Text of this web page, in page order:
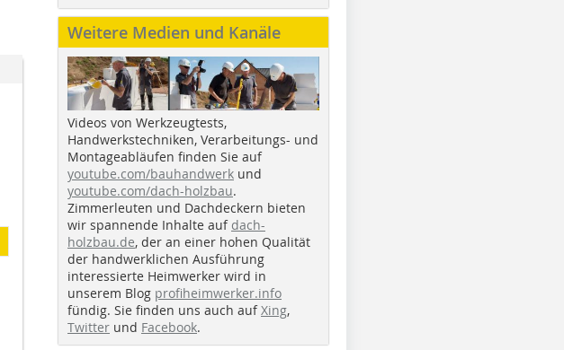
Weitere Medien und Kanäle
Videos von Werkzeugtests,
Handwerkstechniken, Verarbeitungs- und
Montageabläufen finden Sie auf
youtube.com/bauhandwerk und
youtube.com/dach-holzbau.
Zimmerleuten und Dachdeckern bieten
wir spannende Inhalte auf dach-
holzbau.de, der an einer hohen Qualität
der handwerklichen Ausführung
interessierte Heimwerker wird in
unserem Blog profiheimwerker.info
fündig. Sie finden uns auch aufXing,
Twitter und Facebook.